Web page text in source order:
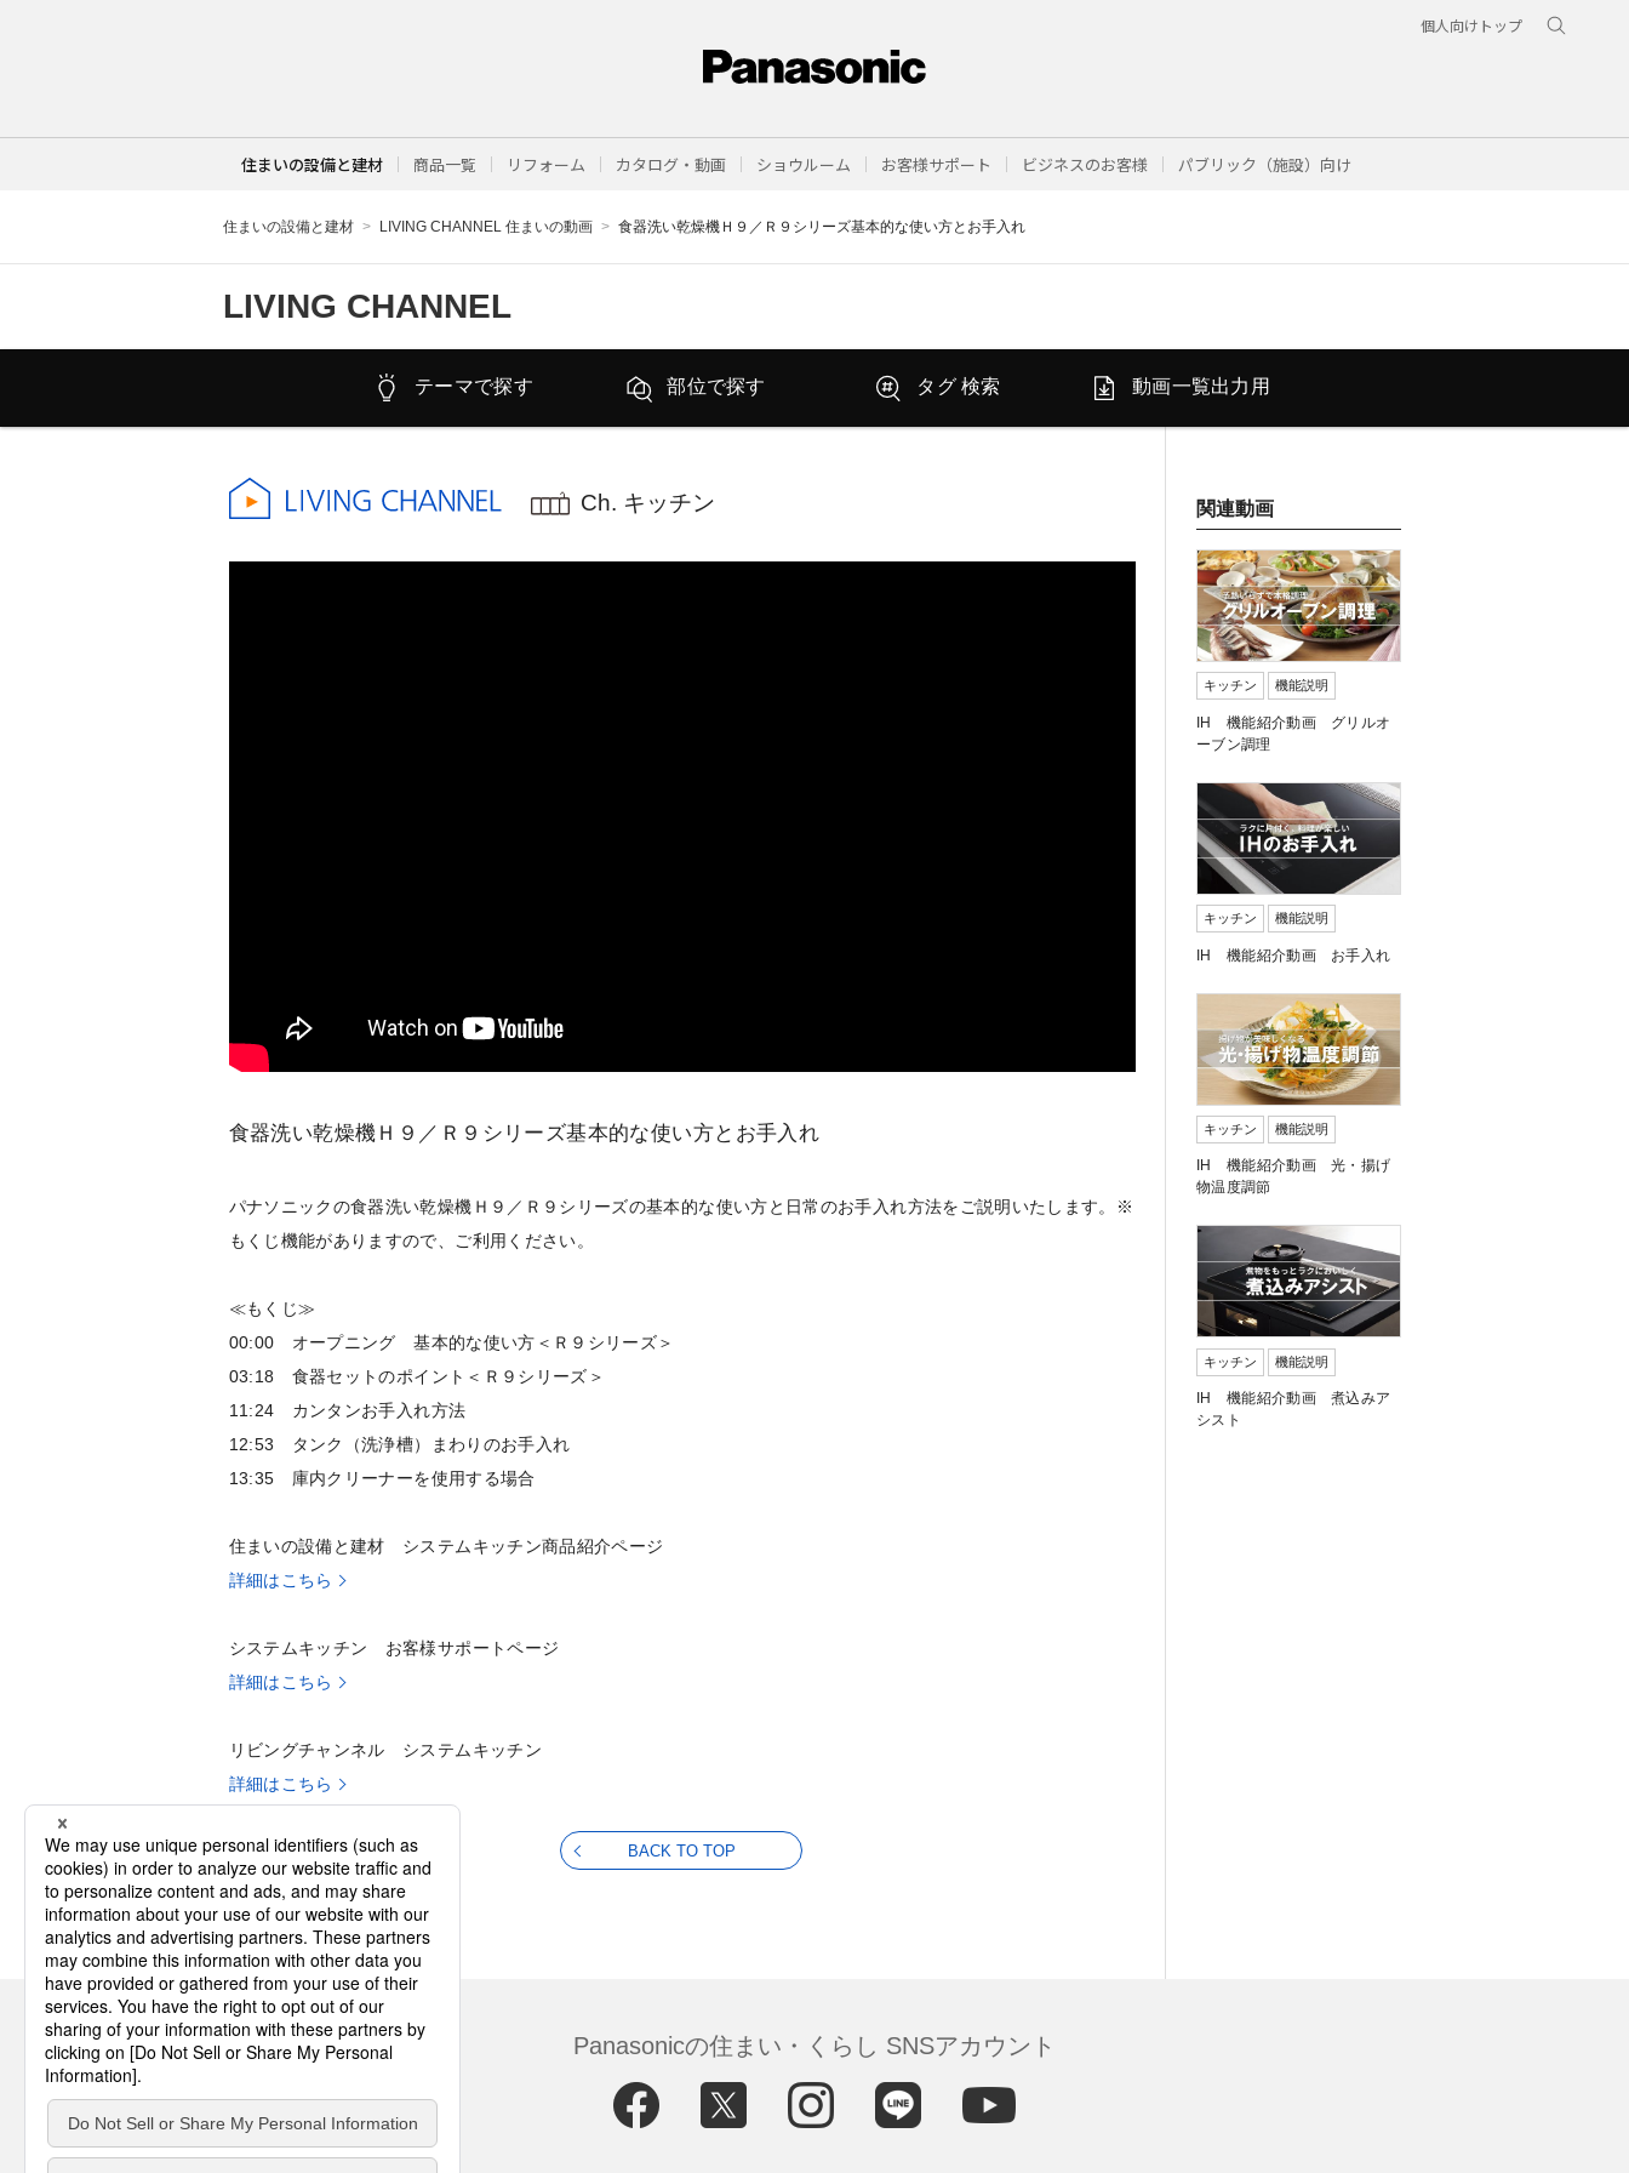
個人向けトップ
住まいの設備と建材 商品一覧 リフォーム カタログ・動画 ショウルーム お客様サポート ビジネスのお客様 パブリック（施設）向け
住まいの設備と建材 LIVING CHANNEL 住まいの動画 食器洗い乾燥機Ｈ９／Ｒ９シリーズ基本的な使い方とお手入れ
LIVING CHANNEL
テーマで探す 部位で探す タグ 検索 動画一覧出力用
Ch. キッチン
食器洗い乾燥機Ｈ９／Ｒ９シリーズ基本的な使い方とお手入れ
パナソニックの食器洗い乾燥機Ｈ９／Ｒ９シリーズの基本的な使い方と日常のお手入れ方法をご説明いたします。※
もくじ機能がありますので、ご利用ください。
≪もくじ≫
00:00 オープニング 基本的な使い方＜Ｒ９シリーズ＞
03:18 食器セットのポイント＜Ｒ９シリーズ＞
11:24 カンタンお手入れ方法
12:53 タンク（洗浄槽）まわりのお手入れ
13:35 庫内クリーナーを使用する場合
住まいの設備と建材 システムキッチン商品紹介ページ
詳細はこちら
システムキッチン お客様サポートページ
詳細はこちら
リビングチャンネル システムキッチン
詳細はこちら
BACK TO TOP
関連動画
キッチン 機能説明
IH 機能紹介動画 グリルオ
ーブン調理
キッチン 機能説明
IH 機能紹介動画 お手入れ
キッチン 機能説明
IH 機能紹介動画 光・揚げ
物温度調節
キッチン 機能説明
IH 機能紹介動画 煮込みア
シスト
Panasonicの住まい・くらし SNSアカウント